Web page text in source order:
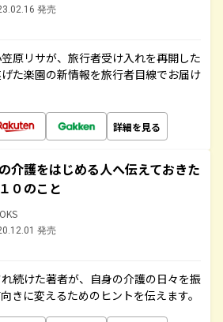
発売
原リサが、旅行者受け入れを再開した
た楽園の新情報を旅行者目線でお届け
詳細を見る
介護をはじめる人へ伝えておきた
０のこと
発売
続けた著者が、自身の介護の日々を振
きに変えるためのヒントを伝えます。